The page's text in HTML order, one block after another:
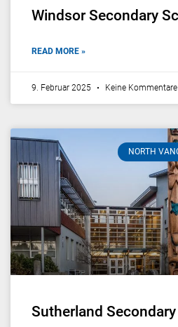
Windsor Secondary
READ MORE »
9. Februar 2025 Keine Kommentare
NORTH
Sutherland Secondary